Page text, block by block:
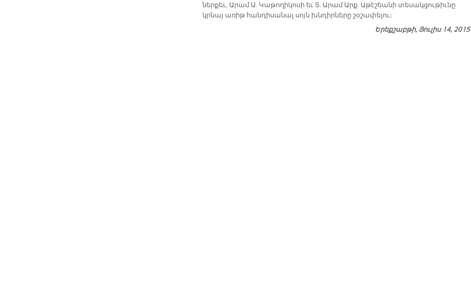
ներ­քեւ, Ա­րամ Ա. Կա­թո­ղի­կո­սի եւ Տ. Ա­րամ Արք. Ա­թէ­շեա­նի տե­սակ­ցու­թիւ­նը
կրնայ ա­ռիթ հան­դի­սա­նալ սոյն խնդիր­նե­րը շօ­շա­փե­լու։
Երեքշաբթի, Յուլիս 14, 2015